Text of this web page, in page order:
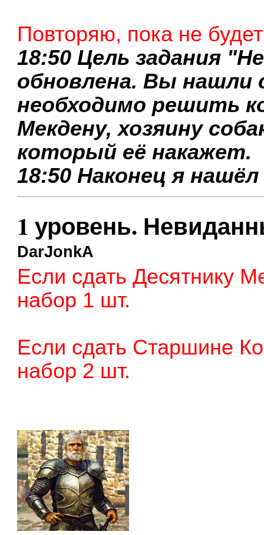
Повторяю, пока не
18:50 Цель задания
обновлена. Вы нашли
необходимо решить
Мекдену, хозяину
который её накажет.
18:50 Наконец я нашёл
1 уровень.
DarJonkA
Если сдать Десятнику
набор 1 шт.
Если сдать Старшине
набор 2 шт.